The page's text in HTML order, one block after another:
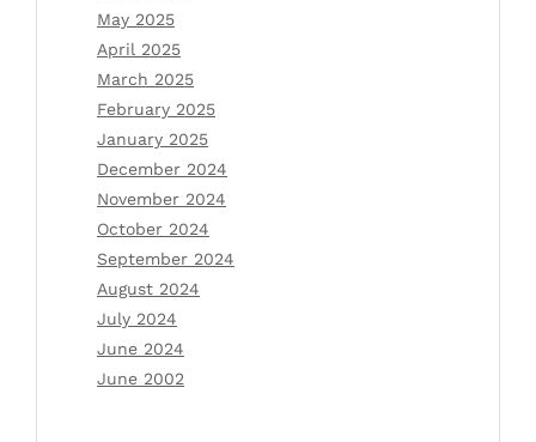
May 2025
April 2025
March 2025
February 2025
January 2025
December 2024
November 2024
October 2024
September 2024
August 2024
July 2024
June 2024
June 2002